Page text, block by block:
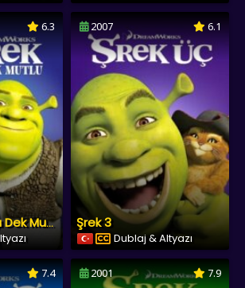
6.3
Şrek 4: Sonsuza Dek Mutlu
2007 6.1
Şrek 3
Dublaj & Altyazı
7.4 2001 7.9